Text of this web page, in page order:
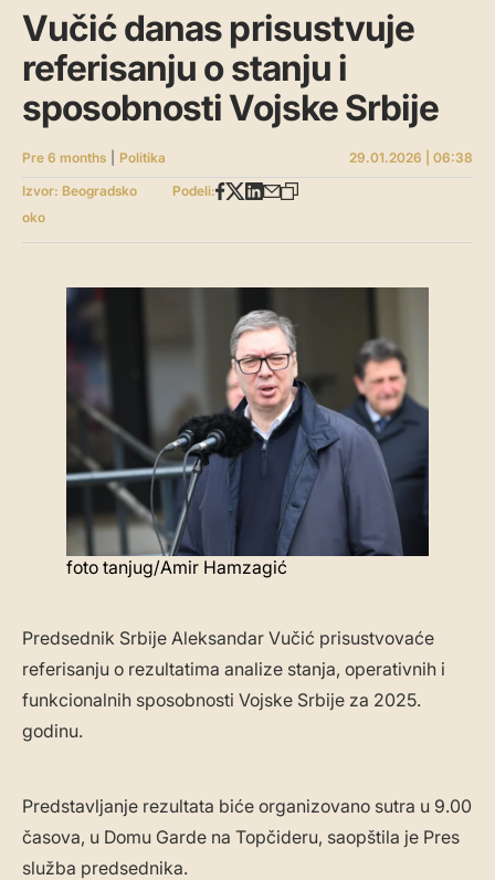
Vučić danas prisustvuje
referisanju o stanju i
sposobnosti Vojske Srbije
Pre 6 months Politika
29.01.2026 | 06:38
Izvor: Beogradsko
oko
Podeli:
foto tanjug/Amir Hamzagić
Predsednik Srbije Aleksandar Vučić prisustvovaće
referisanju o rezultatima analize stanja, operativnih i
funkcionalnih sposobnosti Vojske Srbije za 2025.
godinu.
Predstavljanje rezultata biće organizovano sutra u 9.00
časova, u Domu Garde na Topčideru, saopštila je Pres
služba predsednika.